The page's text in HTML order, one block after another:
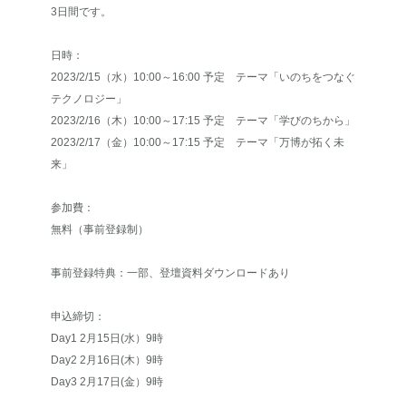
3日間です。
日時：
2023/2/15（水）10:00～16:00 予定 テーマ「いのちをつなぐ
テクノロジー」
2023/2/16（木）10:00～17:15 予定 テーマ「学びのちから」
2023/2/17（金）10:00～17:15 予定 テーマ「万博が拓く未
来」
参加費：
無料（事前登録制）
事前登録特典：一部、登壇資料ダウンロードあり
申込締切：
Day1 2月15日(水）9時
Day2 2月16日(木）9時
Day3 2月17日(金）9時